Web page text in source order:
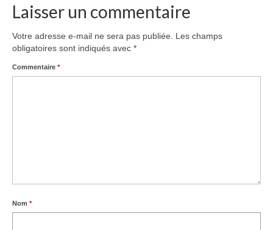
Laisser un commentaire
Votre adresse e-mail ne sera pas publiée.
Les champs
obligatoires sont indiqués avec *
Commentaire *
Nom *